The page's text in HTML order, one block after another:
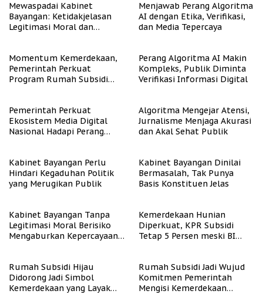
Mewaspadai Kabinet
Bayangan: Ketidakjelasan
Legitimasi Moral dan
Menjawab Perang Algoritma
AI dengan Etika, Verifikasi,
dan Media Tepercaya
Momentum Kemerdekaan,
Pemerintah Perkuat
Program Rumah Subsidi
Perang Algoritma AI Makin
Kompleks, Publik Diminta
Verifikasi Informasi Digital
Pemerintah Perkuat
Ekosistem Media Digital
Nasional Hadapi Perang
Algoritma Mengejar Atensi,
Jurnalisme Menjaga Akurasi
dan Akal Sehat Publik
Kabinet Bayangan Perlu
Hindari Kegaduhan Politik
yang Merugikan Publik
Kabinet Bayangan Dinilai
Bermasalah, Tak Punya
Basis Konstituen Jelas
Kabinet Bayangan Tanpa
Legitimasi Moral Berisiko
Mengaburkan Kepercayaan
Kemerdekaan Hunian
Diperkuat, KPR Subsidi
Tetap 5 Persen meski BI
Rumah Subsidi Hijau
Didorong Jadi Simbol
Kemerdekaan yang Layak
Rumah Subsidi Jadi Wujud
Komitmen Pemerintah
Mengisi Kemerdekaan